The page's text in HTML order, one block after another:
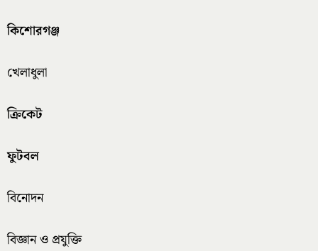
কিশোরগঞ্জ
খেলাধুলা
ক্রিকেট
ফুটবল
বিনোদন
বিজ্ঞান ও প্রযুক্তি